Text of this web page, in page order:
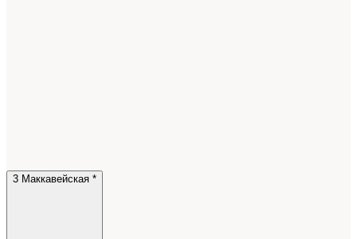
3 Маккавейская *